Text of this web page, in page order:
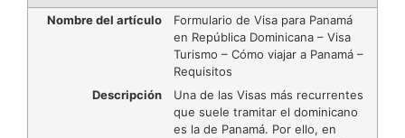
Nombre del artículo
Formulario de Visa para Panamá
en República Dominicana – Visa
Turismo – Cómo viajar a Panamá –
Requisitos
Descripción
Una de las Visas más recurrentes
que suele tramitar el dominicano
es la de Panamá. Por ello, en